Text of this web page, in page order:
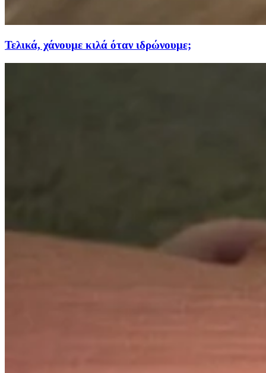
Τελικά, χάνουμε κιλά όταν ιδρώνουμε;